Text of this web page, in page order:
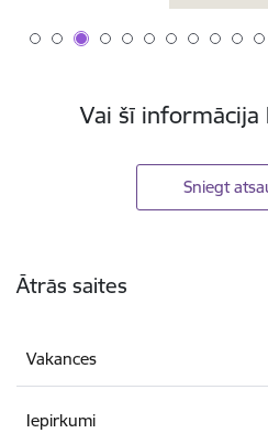
Vai šī informācija
Sniegt
Ātrās saites
Vakances
Iepirkumi